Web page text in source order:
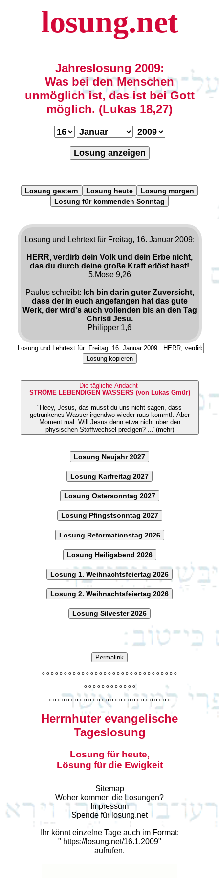
losung.net
Jahreslosung 2009:
Was bei den Menschen
unmöglich ist, das ist bei Gott
möglich. (Lukas 18,27)
Losung anzeigen
Losung gestern Losung heute
Losung morgen
Losung für kommenden Sonntag
Losung und Lehrtext für Freitag, 16. Januar 2009:
HERR, verdirb dein Volk und dein Erbe nicht,
das du durch deine große Kraft erlöst hast!
5.Mose 9,26
Paulus schreibt: Ich bin darin guter Zuversicht,
dass der in euch angefangen hat das gute
Werk, der wird's auch vollenden bis an den Tag
Christi Jesu.
Philipper 1,6
Losung kopieren
Die tägliche Andacht
STRÖME LEBENDIGEN WASSERS (von Lukas Gmür)
"Heey, Jesus, das musst du uns nicht sagen, dass
getrunkenes Wasser irgendwo wieder raus kommt!. Aber
Moment mal: Will Jesus denn etwa nicht über den
physischen Stoffwechsel predigen? ..."(mehr)
Losung Neujahr 2027
Losung Karfreitag 2027
Losung Ostersonntag 2027
Losung Pfingstsonntag 2027
Losung Reformationstag 2026
Losung Heiligabend 2026
Losung 1. Weihnachtsfeiertag 2026
Losung 2. Weihnachtsfeiertag 2026
Losung Silvester 2026
Permalink
o o o o o o o o o o o o o o o o o o o o o o o o o o o o o o o
o o o o o o o o o o o o
o o o o o o o o o o o o o o o o o o o o o o o o o o o o
Herrnhuter evangelische
Tageslosung
Losung für heute,
Lösung für die Ewigkeit
Sitemap
Woher kommen die Losungen?
Impressum
Spende für losung.net
Ihr könnt einzelne Tage auch im Format:
" https://losung.net/16.1.2009"
aufrufen.